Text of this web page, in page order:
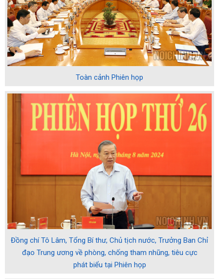
Toàn cảnh Phiên họp
Đồng chí Tô Lâm, Tổng Bí thư, Chủ tịch nước, Trưởng Ban Chỉ
đạo Trung ương về phòng, chống tham nhũng, tiêu cực
phát biểu tại Phiên họp